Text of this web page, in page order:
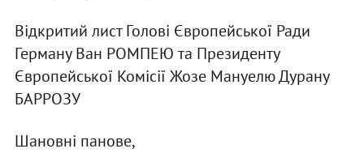
Відкритий лист Голові Європейської Ради
Герману Ван РОМПЕЮ та Президенту
Європейської Комісії Жозе Мануелю Дурану
БАРРОЗУ
Шановні панове,